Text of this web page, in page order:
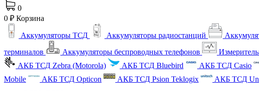
0
0 ₽ Корзина
Аккумуляторы ТСД Аккумуляторы радиостанций
терминалов
Аккумуляторы беспроводных телефонов
АКБ ТСД Zebra (Motorola)
АКБ ТСД Bluebird АКБ ТСД Casio
Mobile
АКБ ТСД Opticon АКБ ТСД Psion Teklogix АКБ ТСД